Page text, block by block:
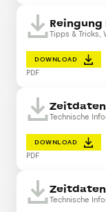
Tipps &
DOWNLOAD
PDF
Technische
DOWNLOAD
PDF
Technische